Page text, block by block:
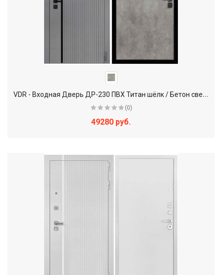
V
DR - Входная Дверь ДР-230 ПВХ Титан шёлк / Бетон светлый
(0)
49280 руб.